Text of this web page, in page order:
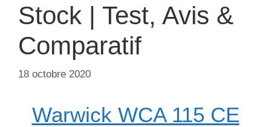
Stock | Test, Avis &
Comparatif
18 octobre 2020
Warwick WCA 115 CE